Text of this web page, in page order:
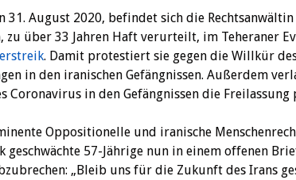
31. August 2020, befindet sich die
zu über 33 Jahren Haft verurteilt, im Teheraner
. Damit protestiert sie gegen die Willkür
in den iranischen Gefängnissen. Außerdem
Coronavirus in den Gefängnissen die Freilassung
Oppositionelle und iranische
geschwächte 57-Jährige nun in einem offenen
„Bleib uns für die Zukunft des Irans